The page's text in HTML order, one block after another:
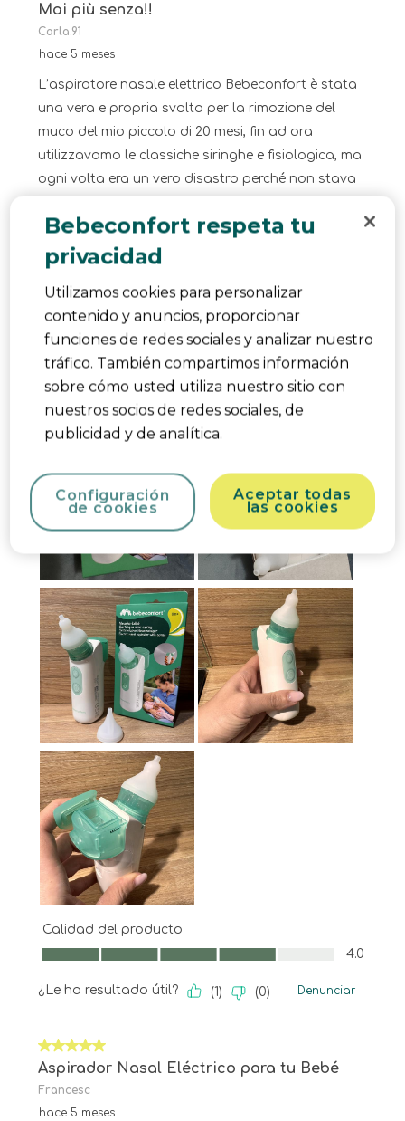
Mai più senza!!
Carla.91
hace 5 meses
L’aspiratore nasale elettrico Bebeconfort è stata
una vera e propria svolta per la rimozione del
muco del mio piccolo di 20 mesi, fin ad ora
utilizzavamo le classiche siringhe e fisiologica, ma
ogni volta era un vero disastro perché non stava
spruzzando per ammorbidire il muco e poi
aspirando silenziosamente per rimuoverlo. Con
l’aspiratore escono due ricambi, una misura da
neonato e una da bambino piccolo,inoltre sono
facilmente lavabili e sterilizzati a 70 gradi . Mai più
senza !!!
Traducir con Google
Sí, Recomiendo este producto.
Calidad del producto
Calidad del producto, 4.0 de 5
4.0
¿Le ha resultado útil? (1) (0) Denunciar
5 de 5 estrellas.
Aspirador Nasal Eléctrico para tu Bebé
Francesc
hace 5 meses
Bebeconfort respeta tu
privacidad
Utilizamos cookies para personalizar
contenido y anuncios, proporcionar
funciones de redes sociales y analizar nuestro
tráfico. También compartimos información
sobre cómo usted utiliza nuestro sitio con
nuestros socios de redes sociales, de
publicidad y de analítica.
Aceptar todas
las cookies
Configuración
de cookies